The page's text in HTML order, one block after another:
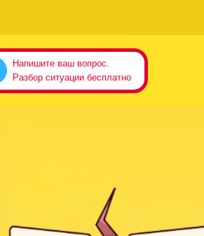
Напишите ваш вопрос.
Разбор ситуации бесплатно